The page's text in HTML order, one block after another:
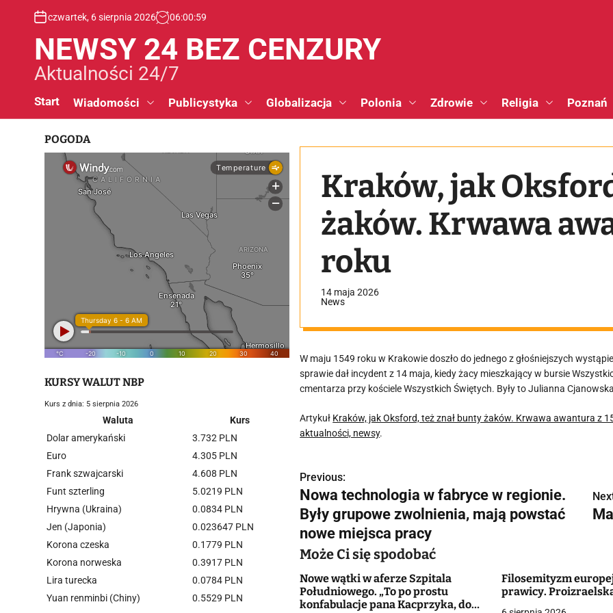
czwartek, 6 sierpnia 2026 06:01:00
NEWSY 24 BEZ CENZURY
Aktualności 24/7
Start Wiadomości Publicystyka Globalizacja Polonia Zdrowie Religia Poznań
Kraków, jak
żaków. Krwawa
roku
14 maja 2026
News
W maju 1549 roku w Krakowie doszło do jednego z głośniejszych
sprawie dał incydent z 14 maja, kiedy żacy mieszkający w bursie
cmentarza przy kościele Wszystkich Świętych. Były to Julianna
Artykuł Kraków, jak Oksford, też znał bunty żaków. Krwawa awantura z
aktualności, newsy.
N
a
w
i
g
Previous:
Nowa technologia w fabryce w regionie.
Były grupowe zwolnienia, mają powstać
nowe miejsca pracy
Może Ci się spodobać
Nowe wątki w aferze Szpitala
Południowego. „To po prostu
konfabulacje pana Kacprzyka, do
Filosemityzm
prawicy.
POGODA
KURSY WALUT NBP
Kurs z dnia: 5 sierpnia 2026
Waluta
Kurs
Dolar amerykański
3.732 PLN
Euro
4.305 PLN
Frank szwajcarski
4.608 PLN
Funt szterling
5.0219 PLN
Hrywna (Ukraina)
0.0834 PLN
Jen (Japonia)
0.023647 PLN
Korona czeska
0.1779 PLN
Korona norweska
0.3917 PLN
Lira turecka
0.0784 PLN
Yuan renminbi (Chiny)
0.5529 PLN